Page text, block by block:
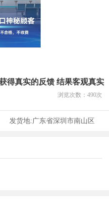
得真实的反馈 结果客观真实
浏览次数： 490次
发货地:广东省深圳市南山区